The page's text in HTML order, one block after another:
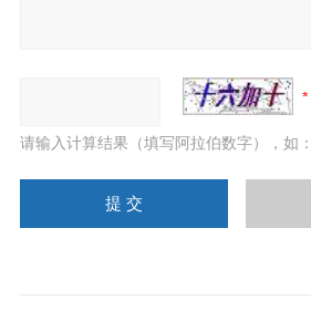
请输入计算结果（填写阿拉伯数字），如